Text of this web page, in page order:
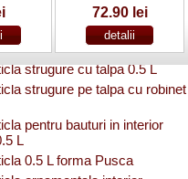
rasucita cu numar
pentru bauturi cu 2 pahare
forma para 0.5 L cu talpa
strugure cu talpa 0.5 L
strugure pe talpa cu robinet
pentru bauturi in interior
L
0.5 L forma Pusca
72.90 lei
contact cum cumpar